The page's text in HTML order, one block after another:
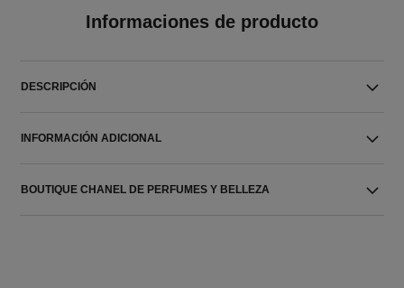
Informaciones de producto
DESCRIPCIÓN
INFORMACIÓN ADICIONAL
BOUTIQUE CHANEL DE PERFUMES Y BELLEZA